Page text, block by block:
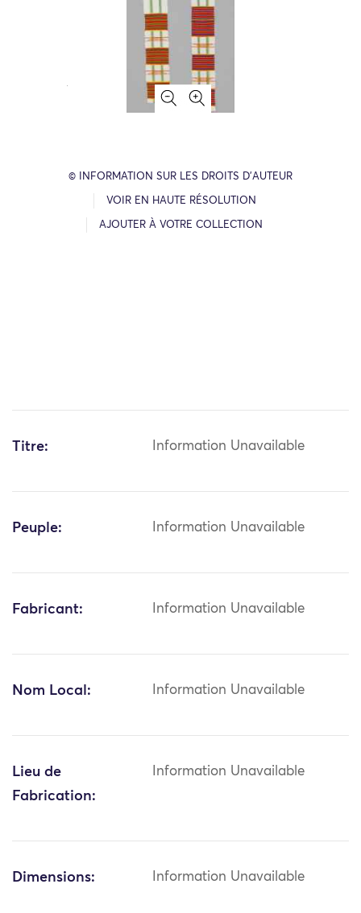
© INFORMATION SUR LES DROITS D’AUTEUR
VOIR EN HAUTE RÉSOLUTION
AJOUTER À VOTRE COLLECTION
Titre: Information Unavailable
Peuple: Information Unavailable
Fabricant: Information Unavailable
Nom Local: Information Unavailable
Lieu de
Fabrication:
Information Unavailable
Dimensions: Information Unavailable